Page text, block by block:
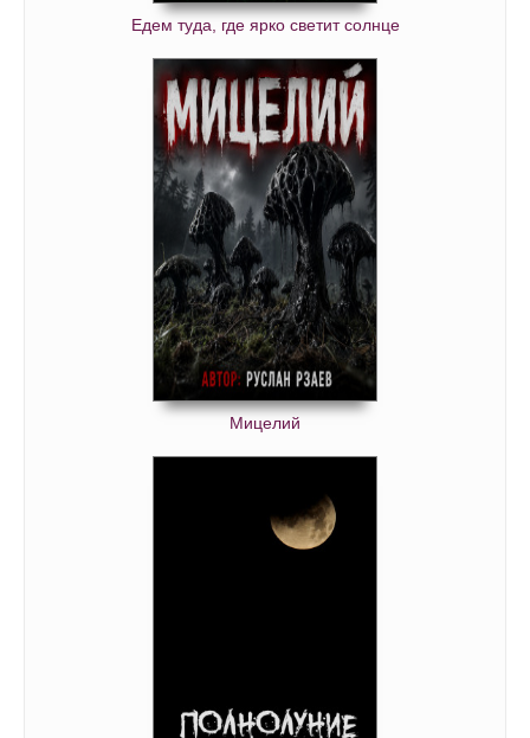
Едем туда, где ярко светит солнце
Мицелий